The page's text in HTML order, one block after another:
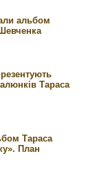
альбом
Тараса
Тараса
План